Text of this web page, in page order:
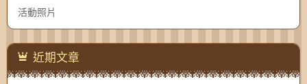
活動照片
近期文章